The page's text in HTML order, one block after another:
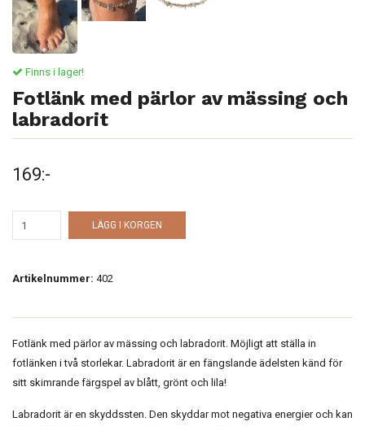
Finns i lager!
Fotlänk med pärlor av mässing och
labradorit
169:-
LÄGG I KORGEN
Artikelnummer: 402
Fotlänk med pärlor av mässing och labradorit. Möjligt att ställa in
fotlänken i två storlekar. Labradorit är en fängslande ädelsten känd för
sitt skimrande färgspel av blått, grönt och lila!
Labradorit är en skyddssten. Den skyddar mot negativa energier och kan